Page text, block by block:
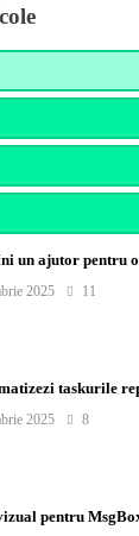
un ajutor pentru
2025 11
taskurile
2025 8
pentru